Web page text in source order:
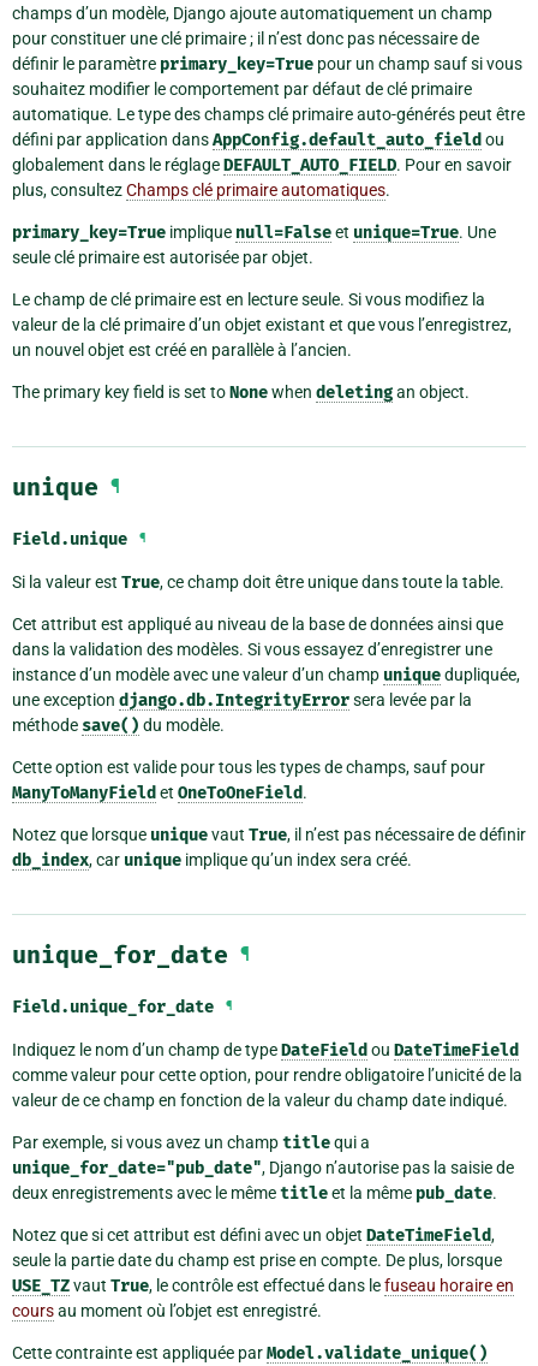
champs d’un modèle, Django ajoute automatiquement un champ
pour constituer une clé primaire ; il n’est donc pas nécessaire de
définir le paramètre primary_key=True pour un champ sauf si vous
souhaitez modifier le comportement par défaut de clé primaire
automatique. Le type des champs clé primaire auto-générés peut être
défini par application dansAppConfig.default_auto_field ou
globalement dans le réglageDEFAULT_AUTO_FIELD. Pour en savoir
plus, consultezChamps clé primaire automatiques.
primary_key=True implique null=Falseet unique=True. Une
seule clé primaire est autorisée par objet.
Le champ de clé primaire est en lecture seule. Si vous modifiez la
valeur de la clé primaire d’un objet existant et que vous l’enregistrez,
un nouvel objet est créé en parallèle à l’ancien.
The primary key field is set toNonewhen deletingan object.
unique ¶
Field.unique ¶
Si la valeur est True, ce champ doit être unique dans toute la table.
Cet attribut est appliqué au niveau de la base de données ainsi que
dans la validation des modèles. Si vous essayez d’enregistrer une
instance d’un modèle avec une valeur d’un champ uniquedupliquée,
une exception django.db.IntegrityErrorsera levée par la
méthode save() du modèle.
Cette option est valide pour tous les types de champs, sauf pour
ManyToManyField et OneToOneField.
Notez que lorsque uniquevaut True, il n’est pas nécessaire de définir
db_index, car unique implique qu’un index sera créé.
unique_for_date ¶
Field.unique_for_date ¶
Indiquez le nom d’un champ de typeDateField ou DateTimeField
comme valeur pour cette option, pour rendre obligatoire l’unicité de la
valeur de ce champ en fonction de la valeur du champ date indiqué.
Par exemple, si vous avez un champtitlequi a
unique_for_date="pub_date", Django n’autorise pas la saisie de
deux enregistrements avec le mêmetitleet la même pub_date.
Notez que si cet attribut est défini avec un objet DateTimeField,
seule la partie date du champ est prise en compte. De plus, lorsque
USE_TZvaut True, le contrôle est effectué dans lefuseau horaire en
coursau moment où l’objet est enregistré.
Cette contrainte est appliquée parModel.validate_unique()